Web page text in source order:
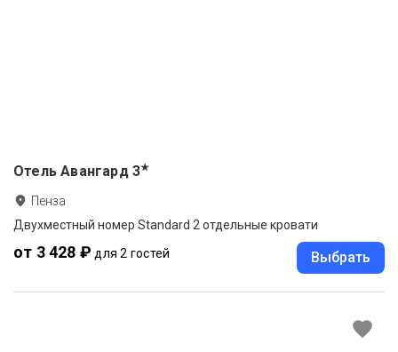
Отель Авангард 3★
Пенза
Двухместный номер Standard 2 отдельные кровати
от 3 428 ₽ для 2 гостей Выбрать